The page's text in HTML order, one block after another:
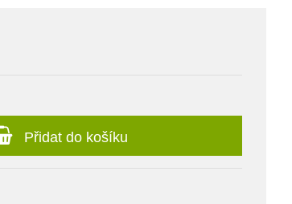
Přidat do košíku